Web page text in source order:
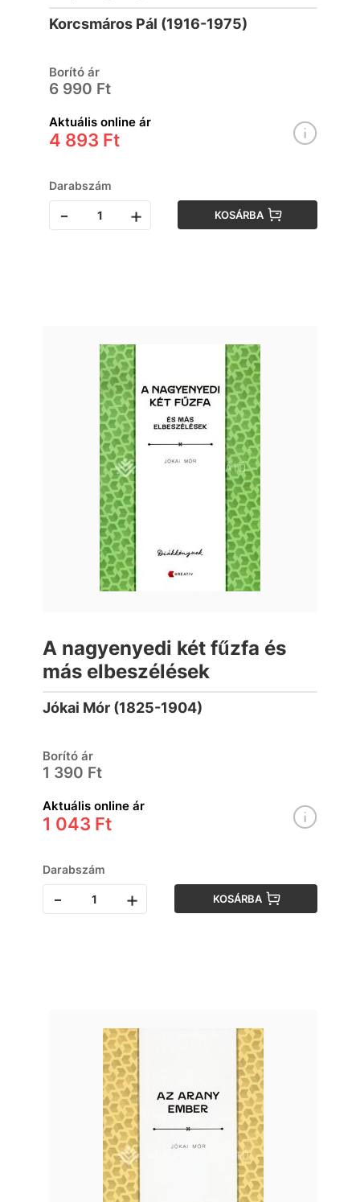
Korcsmáros Pál (1916-1975)
Borító ár
6 990 Ft
Aktuális online ár
4 893 Ft
Darabszám
- + KOSÁRBA
A nagyenyedi két fűzfa és
más elbeszélések
Jókai Mór (1825-1904)
Borító ár
1 390 Ft
Aktuális online ár
1 043 Ft
Darabszám
- + KOSÁRBA